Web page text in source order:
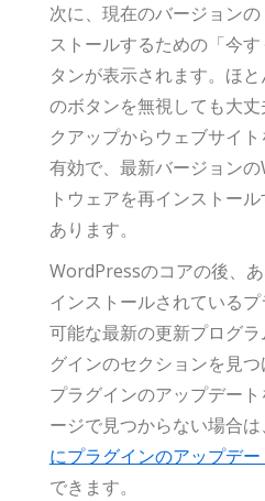
次に、現在のバージョン
ストールするための「今
タンが表示されます。ほ
のボタンを無視しても大
クアップからウェブサイ
有効で、最新バージョン
トウェアを再インストー
あります。
WordPressのコアの後、
インストールされている
可能な最新の更新プログ
グインのセクションを見
プラグインのアップデー
ージで見つからない場合は、
にプラグインのアップデ
できます。